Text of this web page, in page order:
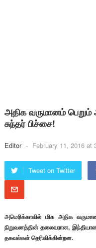
அதிக வருமானம் பெறும்
சுந்தர் பிச்சை!
Editor - February 11, 2016 at
Tweet on Twitter
அமெரிக்காவில் மிக அதிக
நிறுவனத்தின் தலைவரான,
தகவல்கள் தெரிவிக்கின்றன.